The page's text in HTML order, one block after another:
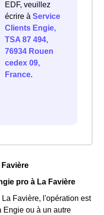
EDF, veuillez
écrire à Service
Clients Engie,
TSA 87 494,
76934 Rouen
cedex 09,
France.
pro à La Favière
Favière, l'opération est
Engie ou à un autre